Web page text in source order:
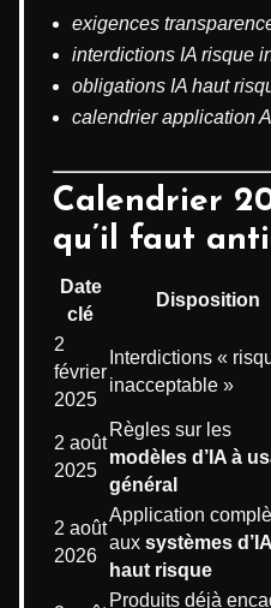
exigences
interdictions IA risque
obligations IA haut
calendrier application
Calendrier
qu’il faut
Date
clé
Disposition
2
février
2025
Interdictions «
inacceptable »
2 août
2025
Règles sur les
modèles d’IA à
général
2 août
2026
Application
aux systèmes
haut risque
Produits déjà